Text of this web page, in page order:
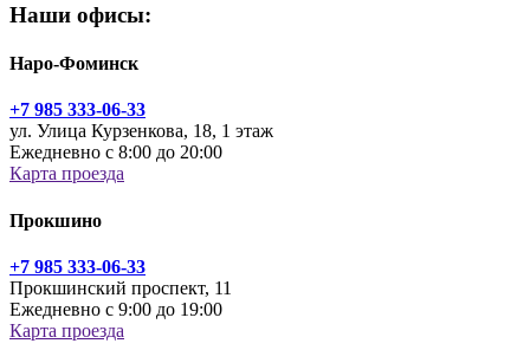
Наши офисы:
Наро-Фоминск
+7 985 333-06-33
ул. Улица Курзенкова, 18, 1 этаж
Ежедневно с 8:00 до 20:00
Карта проезда
Прокшино
+7 985 333-06-33
Прокшинский проспект, 11
Ежедневно с 9:00 до 19:00
Карта проезда